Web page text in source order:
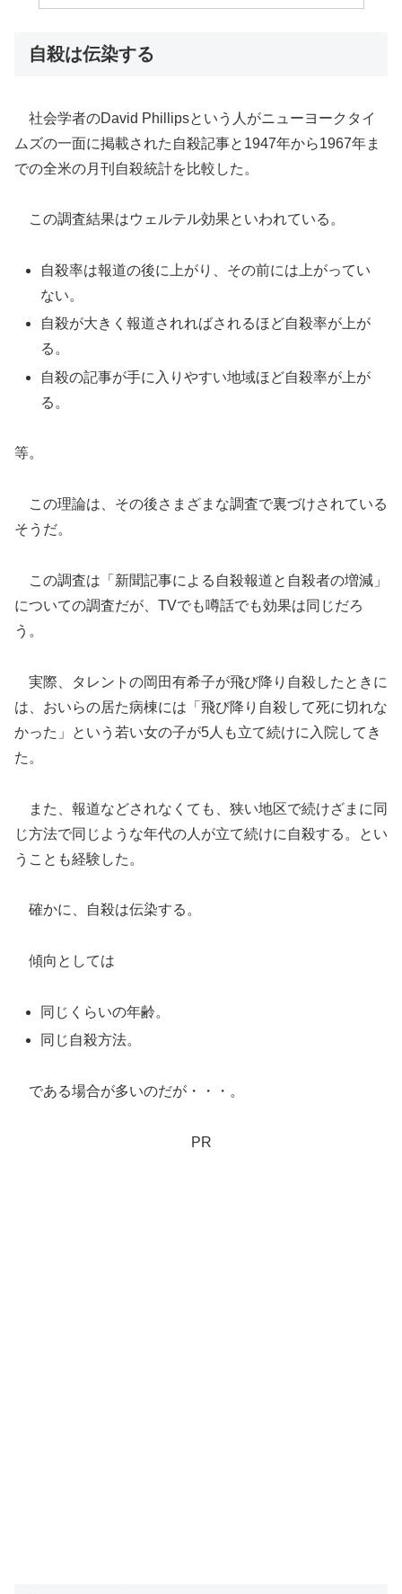
自殺は伝染する
社会学者のDavid Phillipsという人がニューヨークタイ
ムズの一面に掲載された自殺記事と1947年から1967年ま
での全米の月刊自殺統計を比較した。
この調査結果はウェルテル効果といわれている。
自殺率は報道の後に上がり、その前には上がってい
ない。
自殺が大きく報道されればされるほど自殺率が上が
る。
自殺の記事が手に入りやすい地域ほど自殺率が上が
る。
等。
この理論は、その後さまざまな調査で裏づけされている
そうだ。
この調査は「新聞記事による自殺報道と自殺者の増減」
についての調査だが、TVでも噂話でも効果は同じだろ
う。
実際、タレントの岡田有希子が飛び降り自殺したときに
は、おいらの居た病棟には「飛び降り自殺して死に切れな
かった」という若い女の子が5人も立て続けに入院してき
た。
また、報道などされなくても、狭い地区で続けざまに同
じ方法で同じような年代の人が立て続けに自殺する。とい
うことも経験した。
確かに、自殺は伝染する。
傾向としては
同じくらいの年齢。
同じ自殺方法。
である場合が多いのだが・・・。
PR